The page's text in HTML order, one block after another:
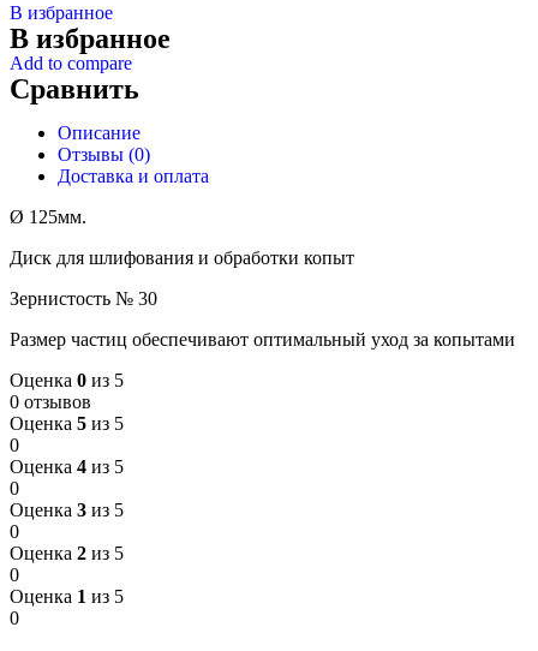
В избранное
В избранное
Add to compare
Сравнить
Описание
Отзывы (0)
Доставка и оплата
Ø 125мм.
Диск для шлифования и обработки копыт
Зернистость № 30
Размер частиц обеспечивают оптимальный уход за копытами
Оценка 0 из 5
0 отзывов
Оценка 5 из 5
0
Оценка 4 из 5
0
Оценка 3 из 5
0
Оценка 2 из 5
0
Оценка 1 из 5
0